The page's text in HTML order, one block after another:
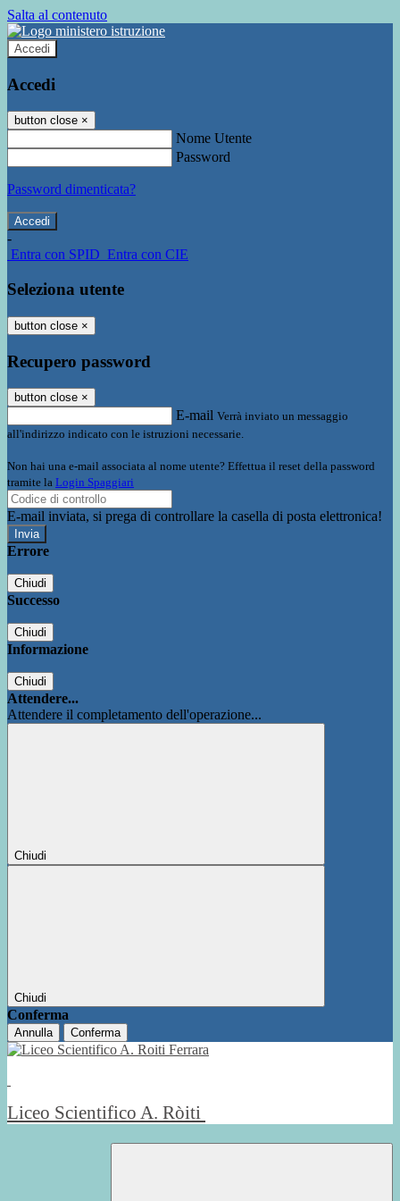
Salta al contenuto
Accedi
Accedi
button close ×
Nome Utente
Password
Password dimenticata?
-
Entra con SPID Entra con CIE
Seleziona utente
button close ×
Recupero password
button close ×
E-mail Verrà inviato un messaggio
all'indirizzo indicato con le istruzioni necessarie.
Non hai una e-mail associata al nome utente? Effettua il reset della password
tramite la Login Spaggiari
E-mail inviata, si prega di controllare la casella di posta elettronica!
Errore
Chiudi
Successo
Chiudi
Informazione
Chiudi
Attendere...
Attendere il completamento dell'operazione...
Chiudi
Chiudi
Conferma
Annulla Conferma
Liceo Scientifico A. Ròiti